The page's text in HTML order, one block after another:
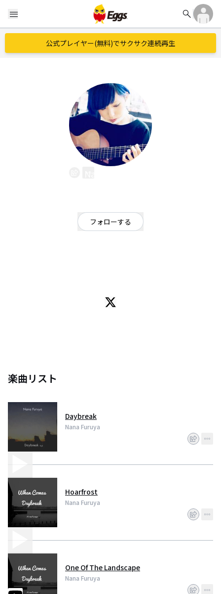
menu search
公式プレイヤー(無料)でサクサク連続再生
フォローする
楽曲リスト
Daybreak
Nana Furuya
Hoarfrost
Nana Furuya
One Of The Landscape
Nana Furuya